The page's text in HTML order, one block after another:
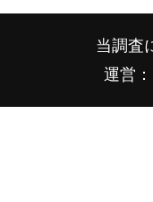
当調査
運営